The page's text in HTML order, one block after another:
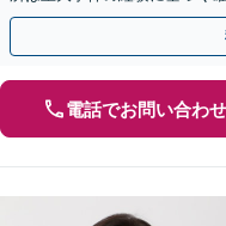
す。ご家族からのご相談も可
電話でお問い合わせ